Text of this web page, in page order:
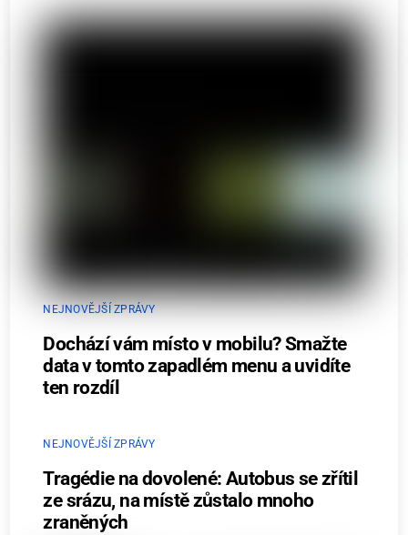
NEJNOVĚJŠÍ ZPRÁVY
Dochází vám místo v mobilu? Smažte
data v tomto zapadlém menu a uvidíte
ten rozdíl
NEJNOVĚJŠÍ ZPRÁVY
Tragédie na dovolené: Autobus se zřítil
ze srázu, na místě zůstalo mnoho
zraněných